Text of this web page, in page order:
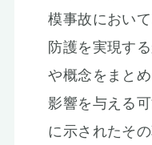
模事故におい
防護を実現す
や概念をまと
影響を与える
に示されたそ